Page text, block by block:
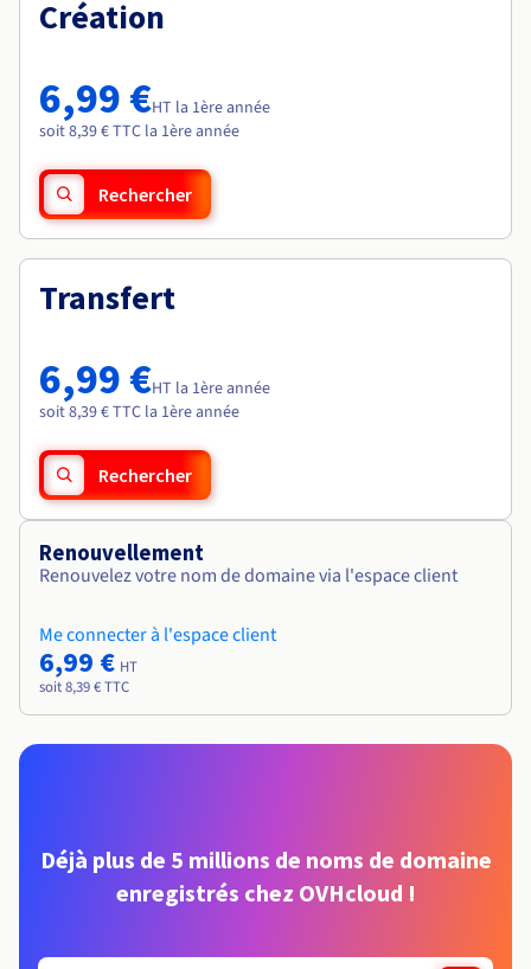
Tarifs
Roadmap & Changelog
Observabilité
Roadmap & Changelog
Roadmap & Changelog
Roadmap & Changelog
Roadmap & Changelog
Création
6,99 €HT la 1ère année
soit 8,39 € TTC la 1ère année
Rechercher
Transfert
6,99 €HT la 1ère année
soit 8,39 € TTC la 1ère année
Rechercher
Renouvellement
Renouvelez votre nom de domaine via l'espace client
Me connecter à l'espace client
6,99 € HT
soit 8,39 € TTC
Déjà plus de 5 millions de noms de domaine
enregistrés chez OVHcloud !